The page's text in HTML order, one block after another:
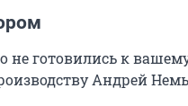
готовились к
Андрей